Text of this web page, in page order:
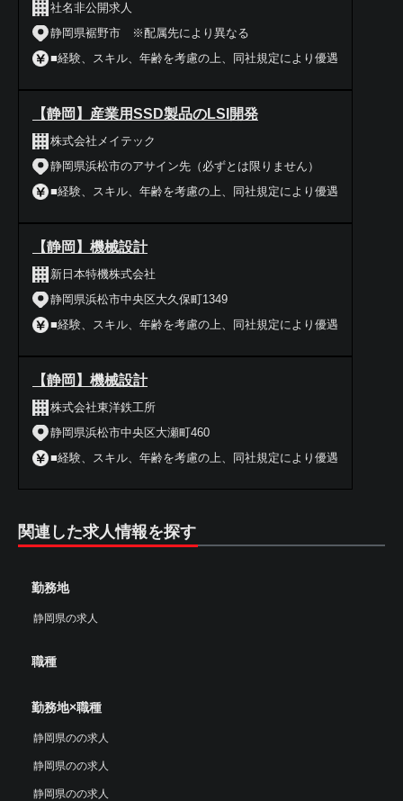
社名非公開求人
静岡県裾野市 ※配属先により異なる
■経験、スキル、年齢を考慮の上、同社規定により優遇
【静岡】産業用SSD製品のLSI開発
株式会社メイテック
静岡県浜松市のアサイン先（必ずとは限りません）
■経験、スキル、年齢を考慮の上、同社規定により優遇
【静岡】機械設計
新日本特機株式会社
静岡県浜松市中央区大久保町1349
■経験、スキル、年齢を考慮の上、同社規定により優遇
【静岡】機械設計
株式会社東洋鉄工所
静岡県浜松市中央区大瀬町460
■経験、スキル、年齢を考慮の上、同社規定により優遇
関連した求人情報を探す
勤務地
静岡県の求人
職種
勤務地×職種
静岡県のの求人
静岡県のの求人
静岡県のの求人